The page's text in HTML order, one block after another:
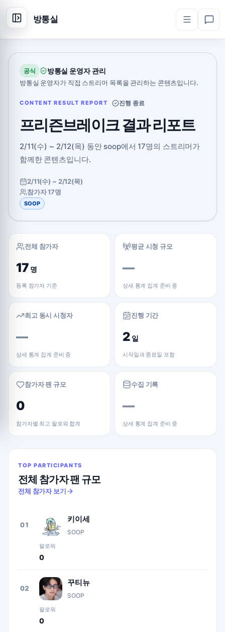
방통실
공식 방통실 운영자 관리
방통실 운영자가 직접 스트리머 목록을 관리하는 콘텐츠입니다.
CONTENT RESULT REPORT 진행 종료
프리즌브레이크 결과 리포트
2/11(수) ~ 2/12(목) 동안 soop에서 17명의 스트리머가
함께한 콘텐츠입니다.
2/11(수) ~ 2/12(목)
참가자 17명
SOOP
전체 참가자
17 명
등록 참가자 기준
평균 시청 규모
—
상세 통계 집계 준비 중
최고 동시 시청자
—
상세 통계 집계 준비 중
진행 기간
2 일
시작일과 종료일 포함
참가자 팬 규모
0
참가자별 최고 팔로워 합계
수집 기록
—
상세 통계 집계 준비 중
TOP PARTICIPANTS
전체 참가자 팬 규모
전체 참가자 보기
01
키이세
SOOP
팔로워
0
02
꾸티뉴
SOOP
팔로워
0